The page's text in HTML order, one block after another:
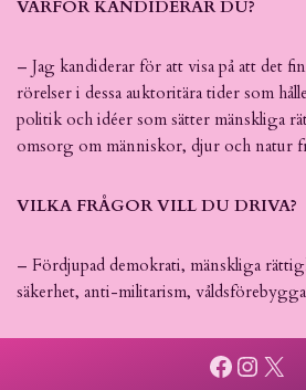
VARFÖR KANDIDERAR DU?
– Jag kandiderar för att visa på att det
rörelser i dessa auktoritära tider som
politik och idéer som sätter mänskliga
omsorg om människor, djur och natur
VILKA FRÅGOR VILL DU DRIVA?
– Fördjupad demokrati, mänskliga
säkerhet, anti-militarism,